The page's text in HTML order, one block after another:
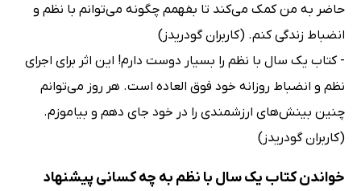
حاضر به من کمک می‌کند تا بفهمم چگونه می‌توانم با نظم و
انضباط زندگی کنم. (کاربران گودریدز)
- کتاب یک سال با نظم را بسیار دوست دارم! این اثر برای اجرای
نظم و انضباط روزانه خود فوق العاده است. هر روز می‌توانم
چنین بینش‌های ارزشمندی را در خود جای دهم و بیاموزم.
(کاربران گودریدز)
خواندن کتاب یک سال با نظم به چه کسانی پیشنهاد